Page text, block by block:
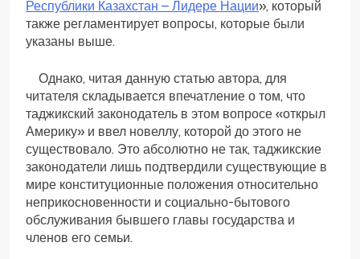
Республики Казахстан – Лидере Нации», который
также регламентирует вопросы, которые были
указаны выше.
Однако, читая данную статью автора, для
читателя складывается впечатление о том, что
таджикский законодатель в этом вопросе «открыл
Америку» и ввел новеллу, которой до этого не
существовало. Это абсолютно не так, таджикские
законодатели лишь подтвердили существующие в
мире конституционные положения относительно
неприкосновенности и социально-бытового
обслуживания бывшего главы государства и
членов его семьи.